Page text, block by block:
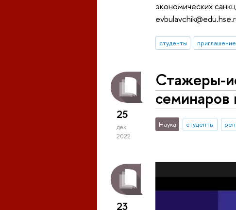
экономических
студенты
25
дек
2022
Стажеры-
семинаров
Наука студенты
23